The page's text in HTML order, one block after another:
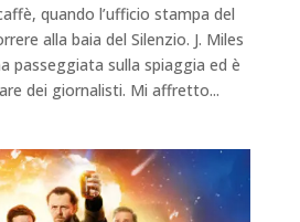
quando l’ufficio stampa del
alla baia del Silenzio. J. Miles
passeggiata sulla spiaggia ed è
dei giornalisti. Mi affretto...